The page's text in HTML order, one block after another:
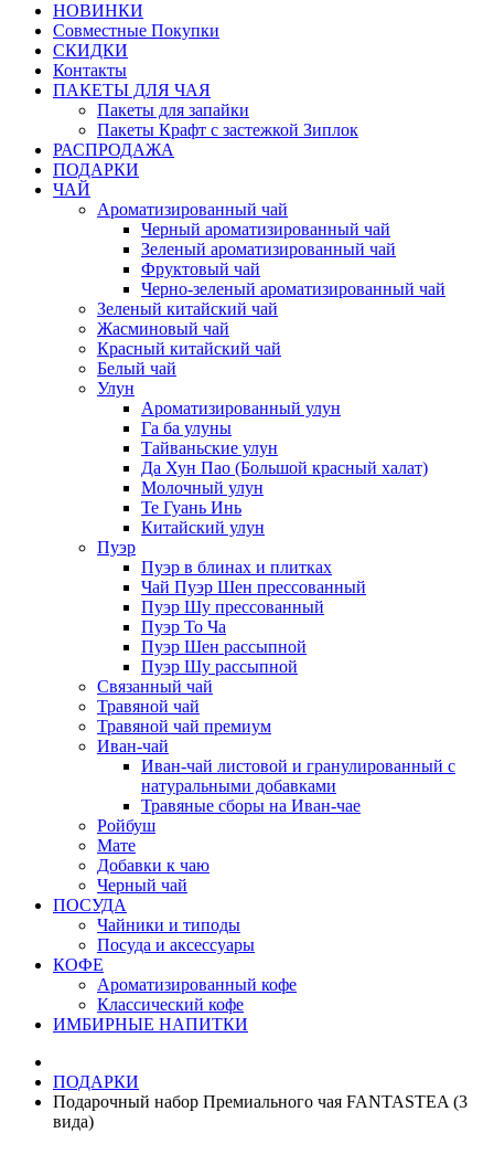
НОВИНКИ
Совместные Покупки
СКИДКИ
Контакты
ПАКЕТЫ ДЛЯ ЧАЯ
Пакеты для запайки
Пакеты Крафт с застежкой Зиплок
РАСПРОДАЖА
ПОДАРКИ
ЧАЙ
Ароматизированный чай
Черный ароматизированный чай
Зеленый ароматизированный чай
Фруктовый чай
Черно-зеленый ароматизированный чай
Зеленый китайский чай
Жасминовый чай
Красный китайский чай
Белый чай
Улун
Ароматизированный улун
Га ба улуны
Тайваньские улун
Да Хун Пао (Большой красный халат)
Молочный улун
Те Гуань Инь
Китайский улун
Пуэр
Пуэр в блинах и плитках
Чай Пуэр Шен прессованный
Пуэр Шу прессованный
Пуэр То Ча
Пуэр Шен рассыпной
Пуэр Шу рассыпной
Связанный чай
Травяной чай
Травяной чай премиум
Иван-чай
Иван-чай листовой и гранулированный с
натуральными добавками
Травяные сборы на Иван-чае
Ройбуш
Мате
Добавки к чаю
Черный чай
ПОСУДА
Чайники и типоды
Посуда и аксессуары
КОФЕ
Ароматизированный кофе
Классический кофе
ИМБИРНЫЕ НАПИТКИ
ПОДАРКИ
Подарочный набор Премиального чая FANTASTEA (3
вида)